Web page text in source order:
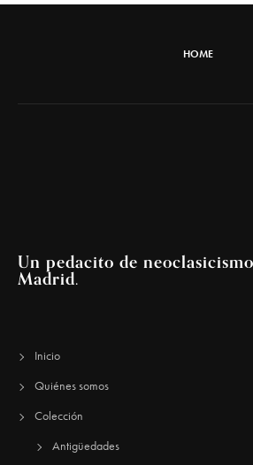
HOME
Un pedacito de
Madrid.
Inicio
Quiénes somos
Colección
Antigüedades